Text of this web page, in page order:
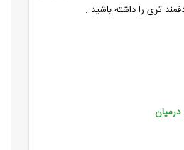
تری را داشته باشید .